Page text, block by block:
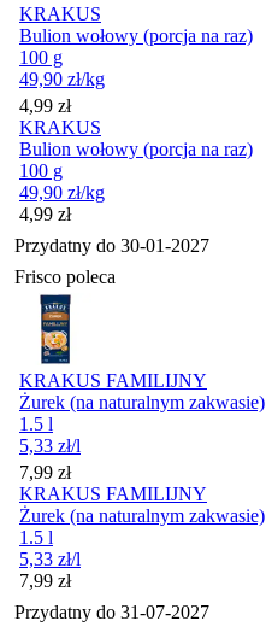
KRAKUS
Bulion wołowy (porcja na raz)
100 g
49,90 zł/kg
Cena
4,99 zł
KRAKUS
Bulion wołowy (porcja na raz)
100 g
49,90 zł/kg
Cena
4,99 zł
Przydatny do 30-01-2027
Frisco poleca
KRAKUS FAMILIJNY
Żurek (na naturalnym zakwasie)
1.5 l
5,33 zł/l
Cena
7,99 zł
KRAKUS FAMILIJNY
Żurek (na naturalnym zakwasie)
1.5 l
5,33 zł/l
Cena
7,99 zł
Przydatny do 31-07-2027